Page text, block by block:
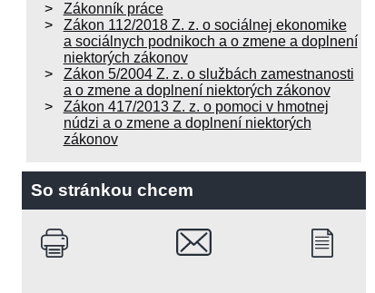
Zákonník práce
Zákon 112/2018 Z. z. o sociálnej ekonomike
a sociálnych podnikoch a o zmene a doplnení
niektorých zákonov
Zákon 5/2004 Z. z. o službách zamestnanosti
a o zmene a doplnení niektorých zákonov
Zákon 417/2013 Z. z. o pomoci v hmotnej
núdzi a o zmene a doplnení niektorých
zákonov
So stránkou chcem